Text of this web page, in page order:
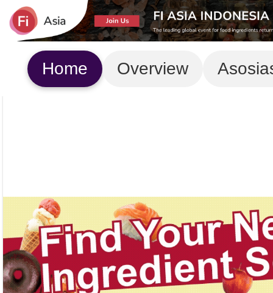
Home Overview